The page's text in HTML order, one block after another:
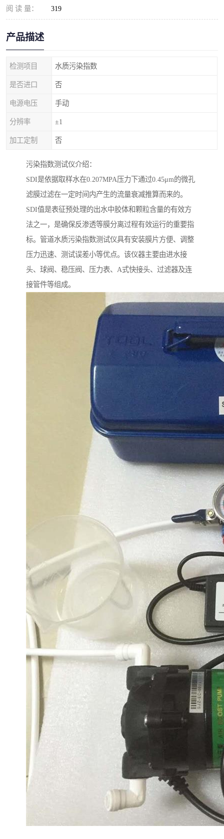
阅 读 量： 319
产品描述
检测项目 水质污染指数
是否进口 否
电源电压 手动
分辨率 ±1
加工定制 否
污染指数测试仪介绍：
SDI是依据取样水在0.207MPA压力下通过0.45μm的微孔
滤膜过滤在一定时间内产生的流量衰减推算而来的。
SDI值是表征预处理的出水中胶体和颗粒含量的有效方
法之一，是确保反渗透等膜分离过程有效运行的重要指
标。管道水质污染指数测试仪具有安装膜片方便、调整
压力迅速、测试误差小等优点。该仪器主要由进水接
头、球阀、稳压阀、压力表、A式快接头、过滤器及连
接管件等组成。